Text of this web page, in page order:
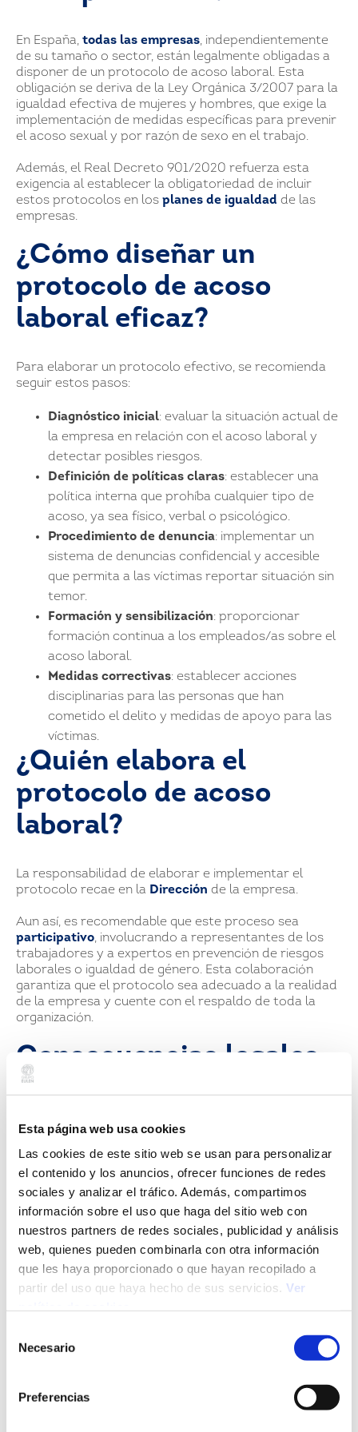
Esta página web usa cookies
Las cookies de este sitio web se usan para personalizar
el contenido y los anuncios, ofrecer funciones de redes
sociales y analizar el tráfico. Además, compartimos
información sobre el uso que haga del sitio web con
nuestros partners de redes sociales, publicidad y análisis
web, quienes pueden combinarla con otra información
que les haya proporcionado o que hayan recopilado a
partir del uso que haya hecho de sus servicios. Ver
Necesario
Preferencias
En España, todas las empresas, independientemente
de su tamaño o sector, están legalmente obligadas a
disponer de un protocolo de acoso laboral. Esta
obligación se deriva de la Ley Orgánica 3/2007 para la
igualdad efectiva de mujeres y hombres, que exige la
implementación de medidas específicas para prevenir
el acoso sexual y por razón de sexo en el trabajo.
Además, el Real Decreto 901/2020 refuerza esta
exigencia al establecer la obligatoriedad de incluir
estos protocolos en los planes de igualdad de las
empresas.
¿Cómo diseñar un
protocolo de acoso
laboral eficaz?
Para elaborar un protocolo efectivo, se recomienda
seguir estos pasos:
Diagnóstico inicial: evaluar la situación actual de
la empresa en relación con el acoso laboral y
detectar posibles riesgos.
Definición de políticas claras: establecer una
política interna que prohíba cualquier tipo de
acoso, ya sea físico, verbal o psicológico.
Procedimiento de denuncia: implementar un
sistema de denuncias confidencial y accesible
que permita a las víctimas reportar situación sin
temor.
Formación y sensibilización: proporcionar
formación continua a los empleados/as sobre el
acoso laboral.
Medidas correctivas: establecer acciones
disciplinarias para las personas que han
cometido el delito y medidas de apoyo para las
víctimas.
¿Quién elabora el
protocolo de acoso
laboral?
La responsabilidad de elaborar e implementar el
protocolo recae en la Dirección de la empresa.
Aun así, es recomendable que este proceso sea
participativo, involucrando a representantes de los
trabajadores y a expertos en prevención de riesgos
laborales o igualdad de género. Esta colaboración
garantiza que el protocolo sea adecuado a la realidad
de la empresa y cuente con el respaldo de toda la
organización.
Consecuencias legales
del incumplimiento del
protocolo
El incumplimiento de la obligación de disponer de un
protocolo de acoso laboral puede implicar
sanciones
para la empresa
. Además, la ausencia de un protocolo
puede agravar la responsabilidad de la empresa en
caso de que se produzca una situación de acoso,
afectando su reputación y clima laboral.
Formación y cursos
sobre acoso laboral
el acoso laboral. Es importante que las empresas
ofrezcantalleres y cursos
que aborden temas como